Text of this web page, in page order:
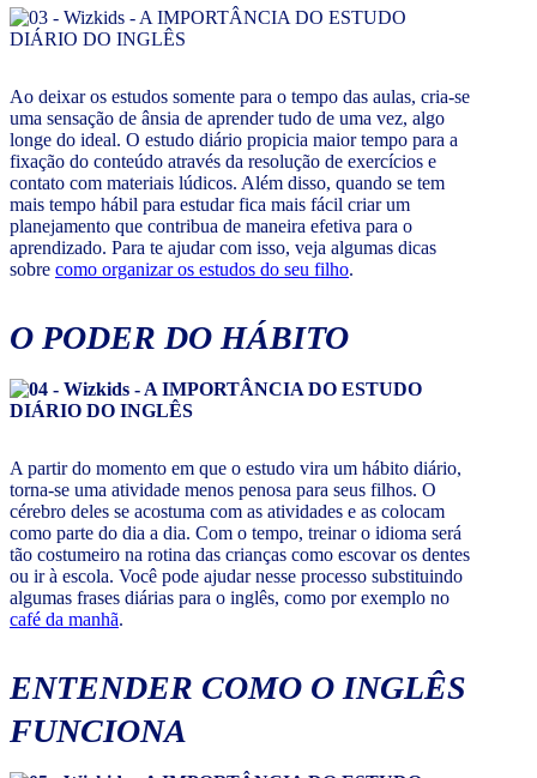
Ao deixar os estudos somente para o tempo das aulas, cria-se
uma sensação de ânsia de aprender tudo de uma vez, algo
longe do ideal. O estudo diário propicia maior tempo para a
fixação do conteúdo através da resolução de exercícios e
contato com materiais lúdicos. Além disso, quando se tem
mais tempo hábil para estudar fica mais fácil criar um
planejamento que contribua de maneira efetiva para o
aprendizado. Para te ajudar com isso, veja algumas dicas
sobre como organizar os estudos do seu filho.
O PODER DO HÁBITO
A partir do momento em que o estudo vira um hábito diário,
torna-se uma atividade menos penosa para seus filhos. O
cérebro deles se acostuma com as atividades e as colocam
como parte do dia a dia. Com o tempo, treinar o idioma será
tão costumeiro na rotina das crianças como escovar os dentes
ou ir à escola. Você pode ajudar nesse processo substituindo
algumas frases diárias para o inglês, como por exemplo no
café da manhã.
ENTENDER COMO O INGLÊS
FUNCIONA